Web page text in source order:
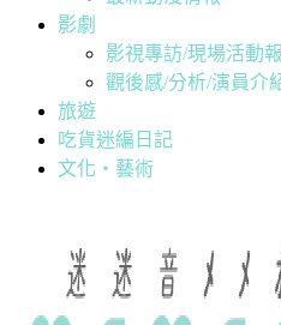
影劇
影視專訪/現場活動
觀後感/分析/演員介
旅遊
吃貨迷編日記
文化・藝術